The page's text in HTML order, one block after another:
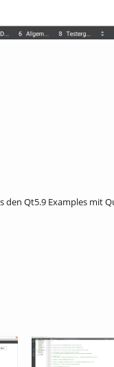
den Qt5.9 Examples mit